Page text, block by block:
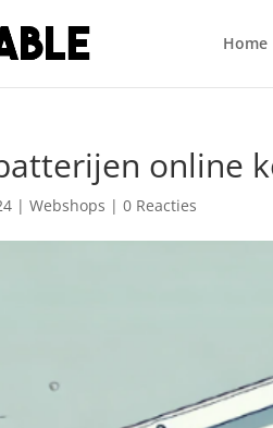
Home
online
|Webshops |0 Reacties